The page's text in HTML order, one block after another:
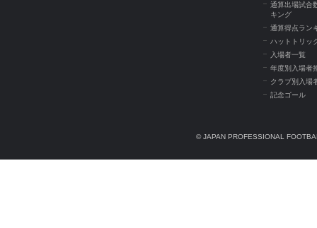
通算出場試合
キング
通算得点ラン
ハットトリッ
入場者一覧
年度別入場者
クラブ別入場
記念ゴール
© JAPAN PROFESSIONAL